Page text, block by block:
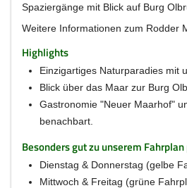
Spaziergänge mit Blick auf Burg
Weitere Informationen zum Rodder
Highlights
Einzigartiges Naturparadies mit
Blick über das Maar zur Burg
Gastronomie "Neuer Maarhof"
benachbart.
Besonders gut zu unserem
Dienstag & Donnerstag (gelbe
Mittwoch & Freitag (grüne